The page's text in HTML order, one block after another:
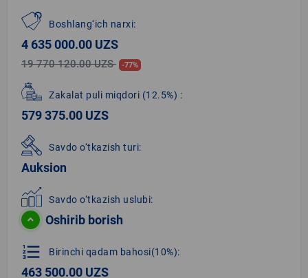
Boshlang‘ich narxi:
4 635 000.00 UZS
19 770 120.00 UZS -77%
Zakalat puli miqdori (12.5%) :
579 375.00 UZS
Savdo o‘tkazish turi:
Auksion
Savdo o‘tkazish uslubi:
Oshirib borish
format_list_numbered Birinchi qadam bahosi(10%):
463 500.00 UZS